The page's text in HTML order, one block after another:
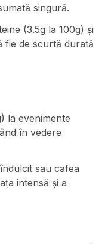
singură.
(3.5g la 100g) și
fie de scurtă durată
la evenimente
în vedere
sau cafea
intensă și a